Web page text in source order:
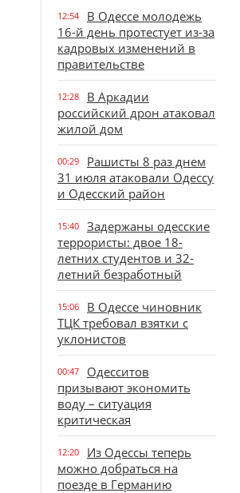
12:54
В Одессе молодежь
16-й день протестует из-за
кадровых изменений в
правительстве
12:28
В Аркадии
российский дрон атаковал
жилой дом
00:29
Рашисты 8 раз днем
31 июля атаковали Одессу
и Одесский район
15:40
Задержаны одесские
террористы: двое 18-
летних студентов и 32-
летний безработный
15:06
В Одессе чиновник
ТЦК требовал взятки с
уклонистов
00:47
Одесситов
призывают экономить
воду – ситуация
критическая
12:20
Из Одессы теперь
можно добраться на
поезде в Германию